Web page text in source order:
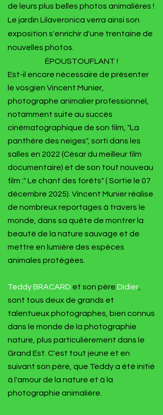
de leurs plus belles photos animalières !
Le jardin Lilaveronica verra ainsi son
exposition s'enrichir d'une trentaine de
nouvelles photos.
ÉPOUSTOUFLANT !
Est-il encore nécessaire de présenter
le vosgien Vincent Munier,
photographe animalier professionnel,
notamment suite au succès
cinématographique de son film, "La
panthère des neiges", sorti dans les
salles en 2022 (César du meilleur film
documentaire) et de son tout nouveau
film :" Le chant des forêts" ( Sortie le 07
décembre 2025). Vincent Munier réalise
de nombreux reportages à travers le
monde, dans sa quête de montrer la
beauté de la nature sauvage et de
mettre en lumière des espèces
animales protégées.
Teddy BRACARD et son père Didier
sont tous deux de grands et
talentueux photographes, bien connus
dans le monde de la photographie
nature, plus particulièrement dans le
Grand Est. C'est tout jeune et en
suivant son père, que Teddy a été initié
à l'amour de la nature et à la
photographie animalière.